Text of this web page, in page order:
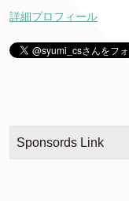
詳細プロフィール
Sponsords Link